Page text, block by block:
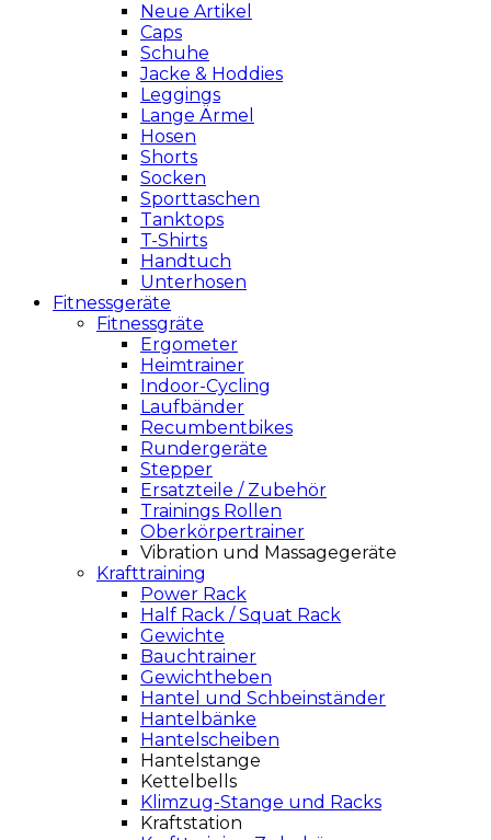
Neue Artikel
Caps
Schuhe
Jacke & Hoddies
Leggings
Lange Ärmel
Hosen
Shorts
Socken
Sporttaschen
Tanktops
T-Shirts
Handtuch
Unterhosen
Fitnessgeräte
Fitnessgräte
Ergometer
Heimtrainer
Indoor-Cycling
Laufbänder
Recumbentbikes
Rundergeräte
Stepper
Ersatzteile / Zubehör
Trainings Rollen
Oberkörpertrainer
Vibration und Massagegeräte
Krafttraining
Power Rack
Half Rack / Squat Rack
Gewichte
Bauchtrainer
Gewichtheben
Hantel und Schbeinständer
Hantelbänke
Hantelscheiben
Hantelstange
Kettelbells
Klimzug-Stange und Racks
Kraftstation